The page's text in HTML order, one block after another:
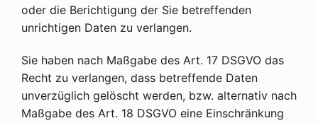
oder die Berichtigung der Sie betreffenden
unrichtigen Daten zu verlangen.
Sie haben nach Maßgabe des Art. 17 DSGVO das
Recht zu verlangen, dass betreffende Daten
unverzüglich gelöscht werden, bzw. alternativ nach
Maßgabe des Art. 18 DSGVO eine Einschränkung